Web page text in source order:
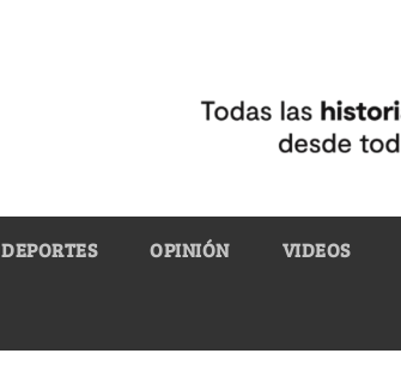
DEPORTES OPINIÓN VIDEOS